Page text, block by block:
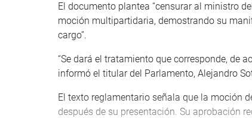
El documento plantea “censurar al ministro
moción multipartidaria, demostrando su
cargo”.
“Se dará el tratamiento que corresponde, de
informó el titular del Parlamento, Alejandro
El texto reglamentario señala que la moción
después de su presentación. Su aprobación